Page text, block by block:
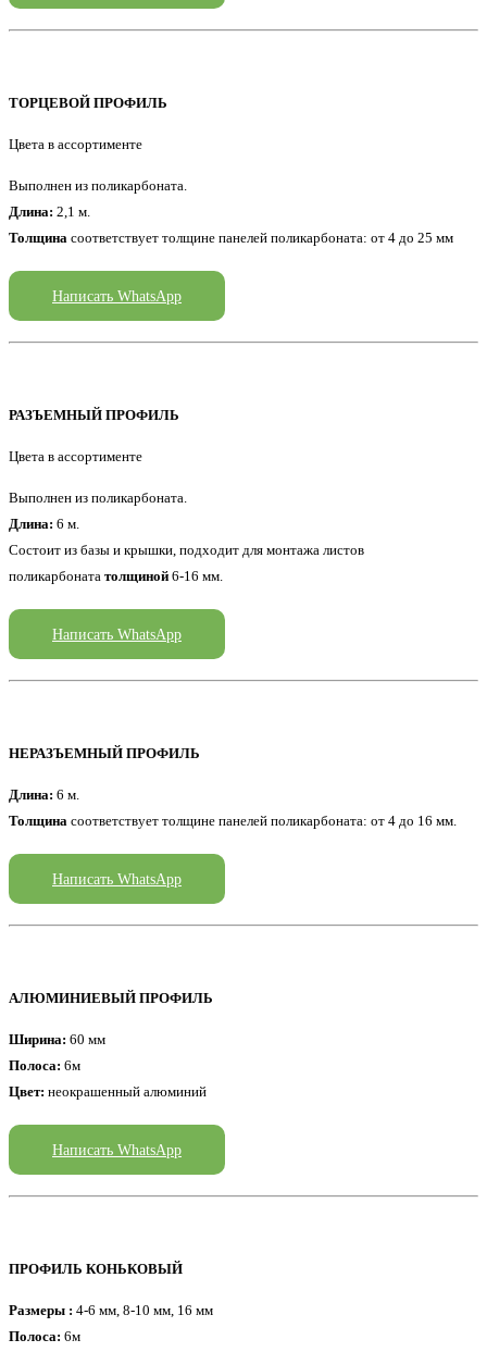
ТОРЦЕВОЙ ПРОФИЛЬ
Цвета в ассортименте
Выполнен из поликарбоната.
Длина: 2,1 м.
Толщина соответствует толщине панелей поликарбоната: от 4 до 25 мм
Написать WhatsApp
РАЗЪЕМНЫЙ ПРОФИЛЬ
Цвета в ассортименте
Выполнен из поликарбоната.
Длина: 6 м.
Состоит из базы и крышки, подходит для монтажа листов
поликарбоната толщиной 6-16 мм.
Написать WhatsApp
НЕРАЗЪЕМНЫЙ ПРОФИЛЬ
Длина: 6 м.
Толщина соответствует толщине панелей поликарбоната: от 4 до 16 мм.
Написать WhatsApp
АЛЮМИНИЕВЫЙ ПРОФИЛЬ
Ширина: 60 мм
Полоса: 6м
Цвет: неокрашенный алюминий
Написать WhatsApp
ПРОФИЛЬ КОНЬКОВЫЙ
Размеры : 4-6 мм, 8-10 мм, 16 мм
Полоса: 6м